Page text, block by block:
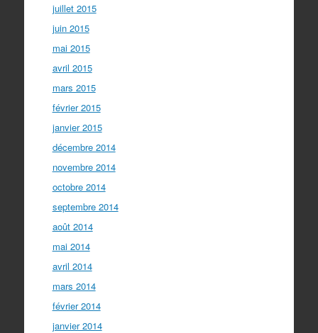
juillet 2015
juin 2015
mai 2015
avril 2015
mars 2015
février 2015
janvier 2015
décembre 2014
novembre 2014
octobre 2014
septembre 2014
août 2014
mai 2014
avril 2014
mars 2014
février 2014
janvier 2014